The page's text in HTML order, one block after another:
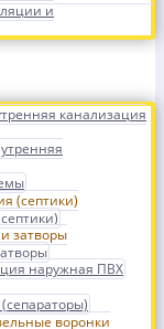
и
канализация
наружная ПВХ